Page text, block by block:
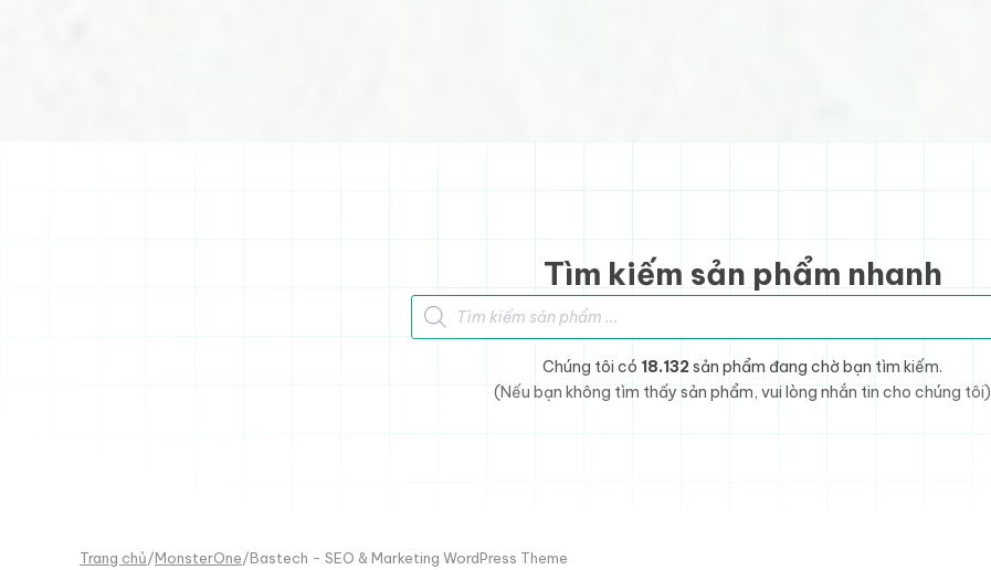
Tìm kiếm sản phẩm nhanh
Tìm kiếm sản phẩm
Chúng tôi có 18.132 sản phẩm đang chờ bạn tìm kiếm.
(Nếu bạn không tìm thấy sản phẩm, vui lòng nhắn tin cho chúng tôi)
Trang chủ/MonsterOne/Bastech - SEO & Marketing WordPress Theme